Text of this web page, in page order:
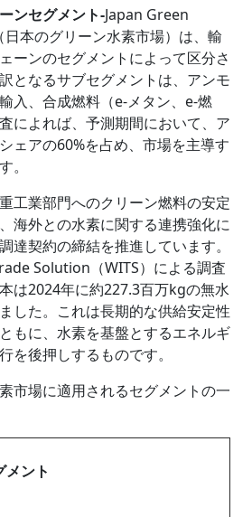
ンセグメント-Japan Green
本のグリーン水素市場）は、輸
ーンのセグメントによって区分さ
となるサブセグメントは、アンモ
入、合成燃料（e-メタン、e-燃
によれば、予測期間において、ア
ェアの60%を占め、市場を主導す
。
工業部門へのクリーン燃料の安定
海外との水素に関する連携強化に
達契約の締結を推進しています。
Solution（WITS）による調査
は2024年に約227.3百万kgの無水
した。これは長期的な供給安定性
もに、水素を基盤とするエネルギ
を後押しするものです。
市場に適用されるセグメントの一
メント